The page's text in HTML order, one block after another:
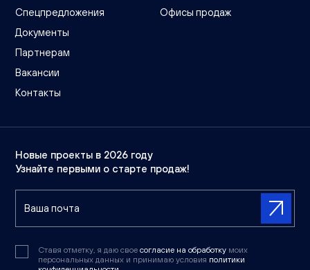
Спецпредложения
Документы
Партнерам
Вакансии
Контакты
Офисы продаж
Новые проекты в 2026 году
Узнайте первыми о старте продаж!
Ставя отметку, я даю свое согласие на обработку моих
персональных данных и принимаю условия политики